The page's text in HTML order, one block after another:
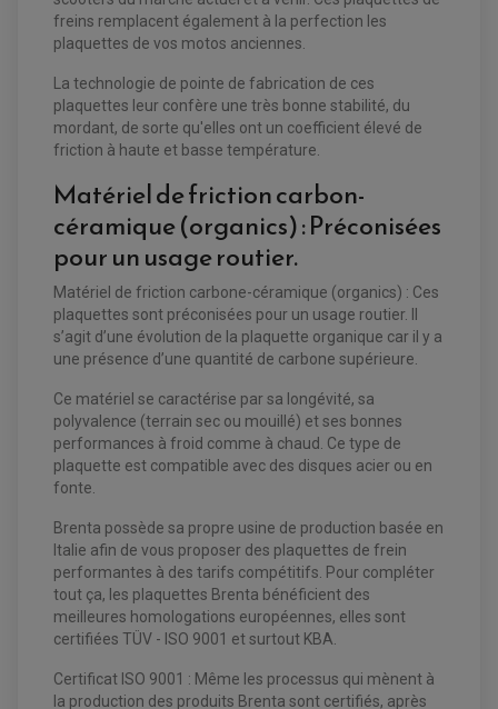
ACCESSOIRES ELECTRIQUE QUAD / SSV
BOITIER CDI QUAD ET SSV
CHARGEUR DE BATTERIE QUAD / SSV
COMPTEUR QUAD / SSV
CONTACTEUR A CLÉ QUAD
DÉMARREUR
ECLAIRAGE LED / HALOGÈNE
STATOR ET REDRESSEUR / REGULATEUR
freins remplacent également à la perfection les
plaquettes de vos motos anciennes.
La technologie de pointe de fabrication de ces
plaquettes leur confère une très bonne stabilité, du
mordant, de sorte qu'elles ont un coefficient élevé de
friction à haute et basse température.
Matériel de friction carbon-
céramique (organics) : Préconisées
pour un usage routier.
Matériel de friction carbone-céramique (organics) : Ces
plaquettes sont préconisées pour un usage routier. Il
s’agit d’une évolution de la plaquette organique car il y a
une présence d’une quantité de carbone supérieure.
Ce matériel se caractérise par sa longévité, sa
polyvalence (terrain sec ou mouillé) et ses bonnes
performances à froid comme à chaud. Ce type de
plaquette est compatible avec des disques acier ou en
fonte.
Brenta possède sa propre usine de production basée en
Italie afin de vous proposer des plaquettes de frein
performantes à des tarifs compétitifs. Pour compléter
tout ça, les plaquettes Brenta bénéficient des
meilleures homologations européennes, elles sont
certifiées TÜV - ISO 9001 et surtout KBA.
Certificat ISO 9001 : Même les processus qui mènent à
la production des produits Brenta sont certifiés, après